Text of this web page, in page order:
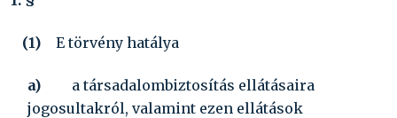
(1) E törvény hatálya
a)
a társadalombiztosítás ellátásaira
jogosultakról, valamint ezen ellátások